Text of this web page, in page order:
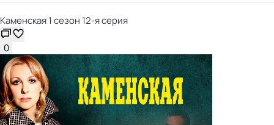
Каменская 1 сезон 12-я серия
0